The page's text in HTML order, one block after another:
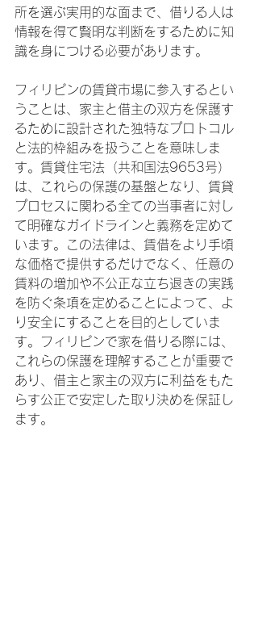
所を選ぶ実用的な面まで、借りる人は
情報を得て賢明な判断をするために知
識を身につける必要があります。
フィリピンの賃貸市場に参入するとい
うことは、家主と借主の双方を保護す
るために設計された独特なプロトコル
と法的枠組みを扱うことを意味しま
す。賃貸住宅法（共和国法9653号）
は、これらの保護の基盤となり、賃貸
プロセスに関わる全ての当事者に対し
て明確なガイドラインと義務を定めて
います。この法律は、賃借をより手頃
な価格で提供するだけでなく、任意の
賃料の増加や不公正な立ち退きの実践
を防ぐ条項を定めることによって、よ
り安全にすることを目的としていま
す。フィリピンで家を借りる際には、
これらの保護を理解することが重要で
あり、借主と家主の双方に利益をもた
らす公正で安定した取り決めを保証し
ます。